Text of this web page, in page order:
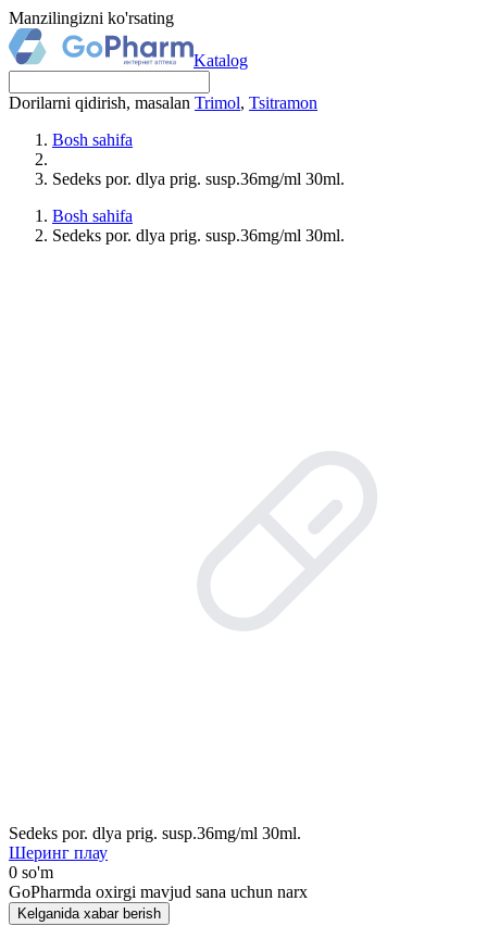
Manzilingizni ko'rsating
Katalog
Dorilarni qidirish, masalan Trimol, Tsitramon
Bosh sahifa
Sedeks por. dlya prig. susp.36mg/ml 30ml.
Bosh sahifa
Sedeks por. dlya prig. susp.36mg/ml 30ml.
Sedeks por. dlya prig. susp.36mg/ml 30ml.
Шеринг плау
0 so'm
GoPharmda oxirgi mavjud sana uchun narx
Kelganida xabar berish